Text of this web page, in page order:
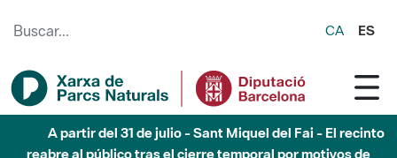
CA ES
A partir del 31 de julio - Sant Miquel del Fai - El recinto
reabre al público tras el cierre temporal por motivos de